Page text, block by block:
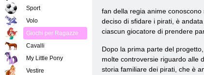
fan della regia anime
deciso di sfidare i pirati, è
ciascun giocatore di prendere
Dopo la prima parte del
molte controversie riguardo alle
storia familiare dei pirati, che è
Sport
Volo
Giochi per Ragazze
Cavalli
My Little Pony
Vestire